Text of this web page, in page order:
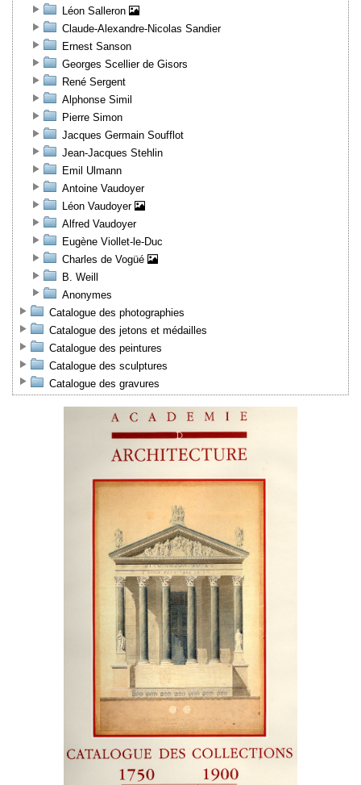
Léon Salleron
Claude-Alexandre-Nicolas Sandier
Ernest Sanson
Georges Scellier de Gisors
René Sergent
Alphonse Simil
Pierre Simon
Jacques Germain Soufflot
Jean-Jacques Stehlin
Emil Ulmann
Antoine Vaudoyer
Léon Vaudoyer
Alfred Vaudoyer
Eugène Viollet-le-Duc
Charles de Vogüé
B. Weill
Anonymes
Catalogue des photographies
Catalogue des jetons et médailles
Catalogue des peintures
Catalogue des sculptures
Catalogue des gravures